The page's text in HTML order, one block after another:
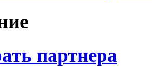
партнера